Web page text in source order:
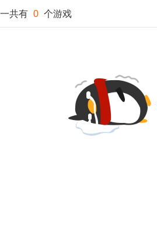
一共有 0 个游戏